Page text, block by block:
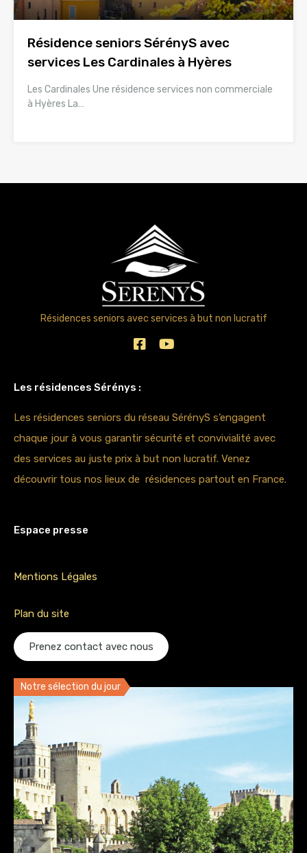
Résidence seniors SérényS avec
services Les Cardinales à Hyères
Les Cardinales Une résidence services non commerciale
à Hyères La…
Résidences seniors avec services à but non lucratif
Les résidences Sérénys :
Les résidences seniors du réseau SérényS s’engagent
chaque jour à vous garantir sécurité et convivialité avec
des services au juste prix à but non lucratif. Venez
découvrir tous nos lieux de résidences partout en France.
Espace presse
Mentions Légales
Plan du site
Prenez contact avec nous
Notre sélection du jour